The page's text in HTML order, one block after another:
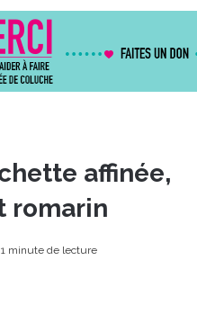
affinée,
romarin
1 minute de lecture